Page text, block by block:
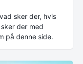
sker der, hvis
der med
på denne side.